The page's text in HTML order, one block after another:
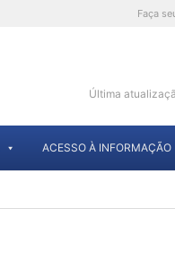
Faça
Última
ACESSO À INFORMAÇÃO